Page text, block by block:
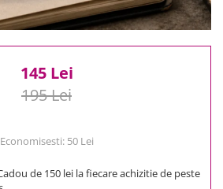
145 Lei
195 Lei
Economisesti: 50 Lei
de 150 lei la fiecare achizitie de peste